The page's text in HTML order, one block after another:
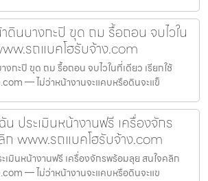
ดินบางกะปิ ขุด ถม รื้อถอน จบไวใน
รถแบคโฮรับจ้าง.com
กะปิ ขุด ถม รื้อถอน จบไวในที่เดียว เรียกใช้
— ไม่ว่าหน้างานจะแคบหรือดินจะแข็
น ประเมินหน้างานฟรี เครื่องจักร
www.รถแบคโฮรับจ้าง.com
ะเมินหน้างานฟรี เครื่องจักรพร้อมลุย สนใจคลิก
— ไม่ว่าหน้างานจะแคบหรือดินจะแข